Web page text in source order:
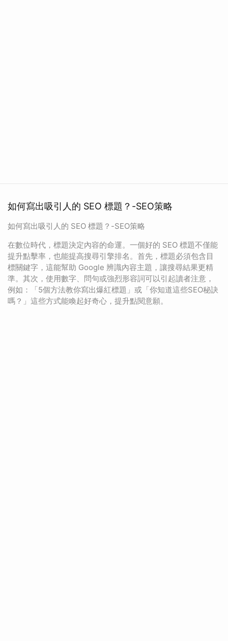
如何寫出吸引人的 SEO 標題？-SEO策略
如何寫出吸引人的 SEO 標題？-SEO策略
在數位時代，標題決定內容的命運。一個好的 SEO 標題不僅能
提升點擊率，也能提高搜尋引擎排名。首先，標題必須包含目
標關鍵字，這能幫助 Google 辨識內容主題，讓搜尋結果更精
準。其次，使用數字、問句或強烈形容詞可以引起讀者注意，
例如：「5個方法教你寫出爆紅標題」或「你知道這些SEO秘訣
嗎？」這些方式能喚起好奇心，提升點閱意願。